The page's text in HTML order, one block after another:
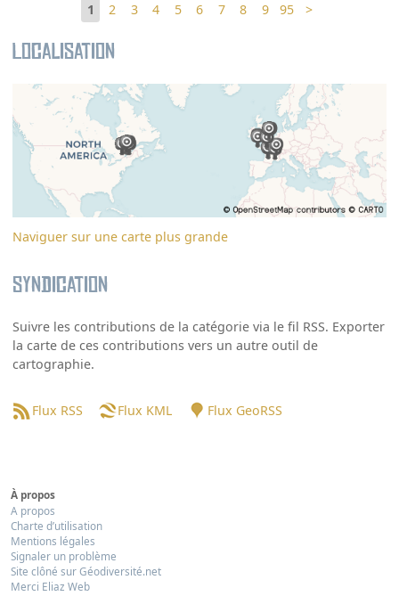
1 2 3 4 5 6 7 8 9 95 >
Localisation
Naviguer sur une carte plus grande
Syndication
Suivre les contributions de la catégorie via le fil RSS. Exporter
la carte de ces contributions vers un autre outil de
cartographie.
Flux RSS Flux KML Flux GeoRSS
À propos
A propos
Charte d’utilisation
Mentions légales
Signaler un problème
Site clôné sur Géodiversité.net
Merci Eliaz Web